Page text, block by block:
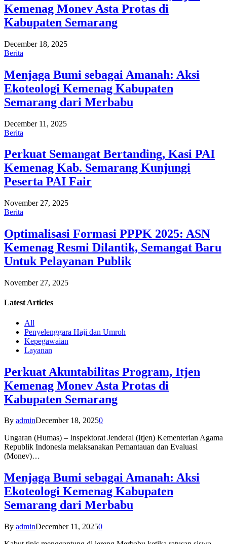
Kemenag Monev Asta Protas di
Kabupaten Semarang
December 18, 2025
Berita
Menjaga Bumi sebagai Amanah: Aksi
Ekoteologi Kemenag Kabupaten
Semarang dari Merbabu
December 11, 2025
Berita
Perkuat Semangat Bertanding, Kasi PAI
Kemenag Kab. Semarang Kunjungi
Peserta PAI Fair
November 27, 2025
Berita
Optimalisasi Formasi PPPK 2025: ASN
Kemenag Resmi Dilantik, Semangat Baru
Untuk Pelayanan Publik
November 27, 2025
Latest Articles
All
Penyelenggara Haji dan Umroh
Kepegawaian
Layanan
Perkuat Akuntabilitas Program, Itjen
Kemenag Monev Asta Protas di
Kabupaten Semarang
By adminDecember 18, 20250
Ungaran (Humas) – Inspektorat Jenderal (Itjen) Kementerian Agama
Republik Indonesia melaksanakan Pemantauan dan Evaluasi
(Monev)…
Menjaga Bumi sebagai Amanah: Aksi
Ekoteologi Kemenag Kabupaten
Semarang dari Merbabu
By adminDecember 11, 20250